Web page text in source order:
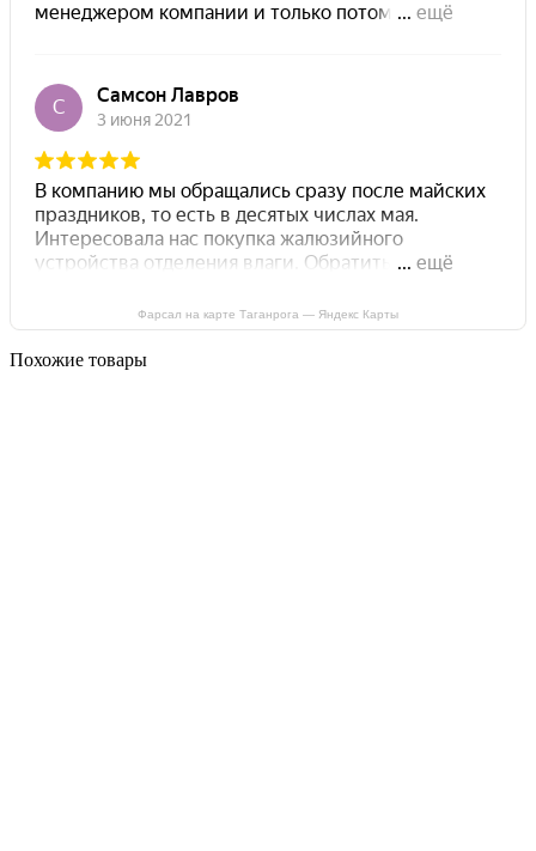
Фарсал на карте Таганрога — Яндекс Карты
Похожие товары